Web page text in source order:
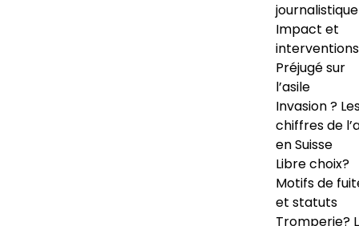
journalistique
Impact et
interventions
Préjugé sur
l’asile
Invasion ?
chiffres de
en Suisse
Libre choix?
Motifs de
et statuts
Tromperie?